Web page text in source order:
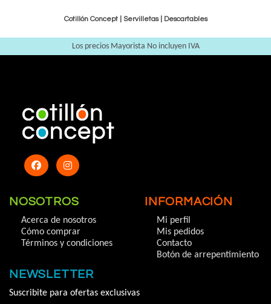
Cotillón Concept | Servilletas| Descartables
Los precios Mayorista No incluyen IVA
NOSOTROS
Acerca de nosotros
Cómo comprar
Términos y condiciones
INFORMACIÓN
Mi perfil
Mis pedidos
Contacto
Botón de arrepentimiento
NEWSLETTER
Suscribite para ofertas exclusivas